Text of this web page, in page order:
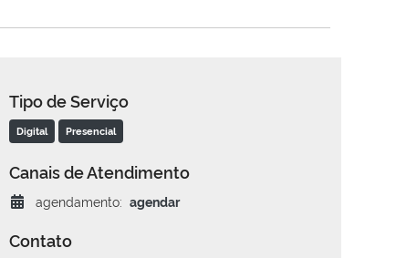
Tipo de Serviço
Digital Presencial
Canais de Atendimento
agendamento: agendar
Contato